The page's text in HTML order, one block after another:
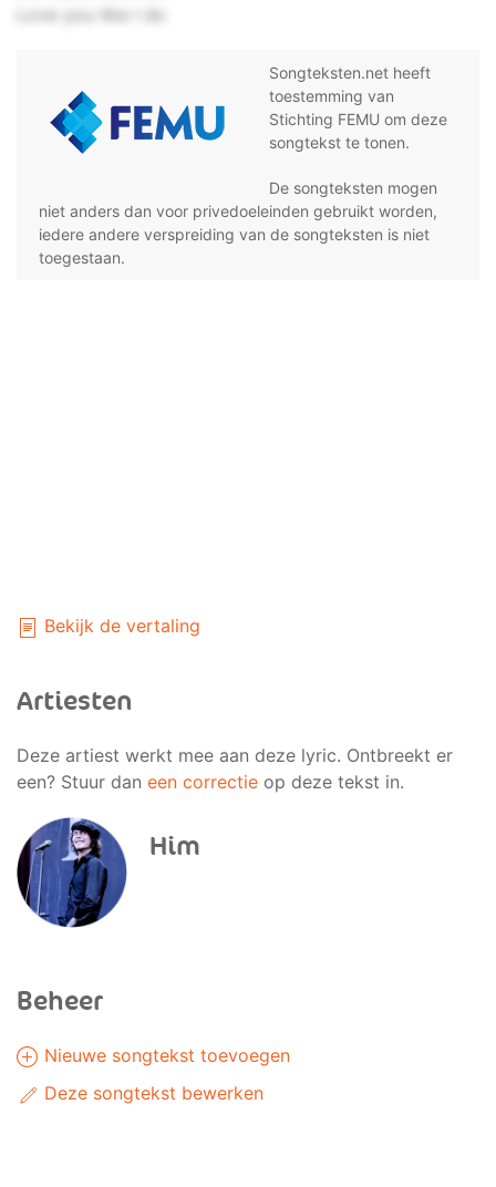
Love you like I do
Songteksten.net heeft
toestemming van
Stichting FEMU om deze
songtekst te tonen.
De songteksten mogen
niet anders dan voor privedoeleinden gebruikt worden,
iedere andere verspreiding van de songteksten is niet
toegestaan.
Bekijk de vertaling
Artiesten
Deze artiest werkt mee aan deze lyric. Ontbreekt er
een? Stuur dan een correctie op deze tekst in.
Him
Beheer
Nieuwe songtekst toevoegen
Deze songtekst bewerken